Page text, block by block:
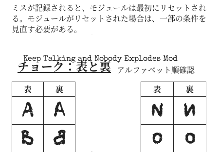
ミスが記録されると、モジュールは最初にリセットされ
る。モジュールがリセットされた場合は、一部の条件を
見直す必要がある。
Keep Talking and Nobody Explodes Mod
アルファベット順確認
チョーク：表と裏
表 裏
A
A
B
B
表 裏
N
N
O
O